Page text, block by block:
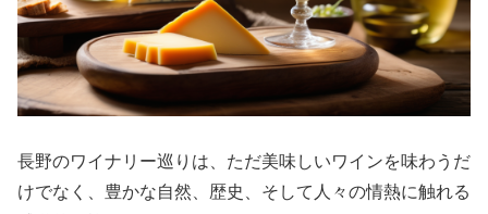
長野のワイナリー巡りは、ただ美味しいワインを味わうだ
けでなく、豊かな自然、歴史、そして人々の情熱に触れる